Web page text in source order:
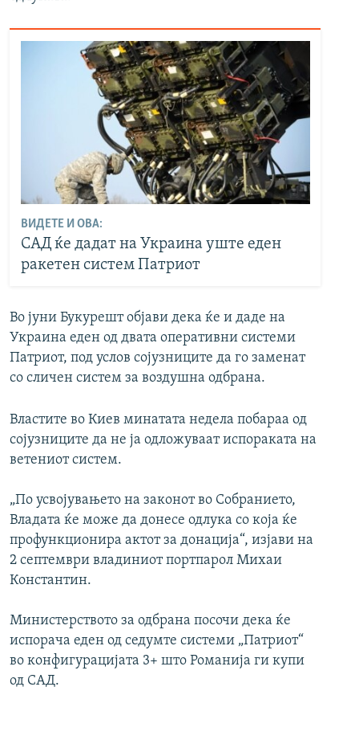
ВИДЕТЕ И ОВА:
САД ќе дадат на Украина уште еден
ракетен систем Патриот
Во јуни Букурешт објави дека ќе и даде на
Украина еден од двата оперативни системи
Патриот, под услов сојузниците да го заменат
со сличен систем за воздушна одбрана.
Властите во Киев минатата недела побараа од
сојузниците да не ја одложуваат испораката на
ветениот систем.
„По усвојувањето на законот во Собранието,
Владата ќе може да донесе одлука со која ќе
профункционира актот за донација“, изјави на
2 септември владиниот портпарол Михаи
Константин.
Министерството за одбрана посочи дека ќе
испорача еден од седумте системи „Патриот“
во конфигурацијата 3+ што Романија ги купи
од САД.